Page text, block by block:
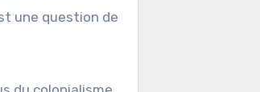
une question de